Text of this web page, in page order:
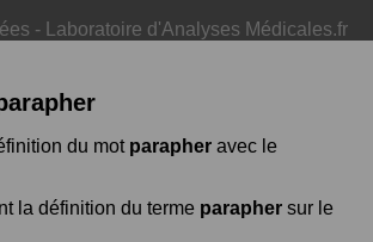
- Laboratoire d'Analyses Médicales.fr
du mot parapher avec le
la définition du terme parapher sur le